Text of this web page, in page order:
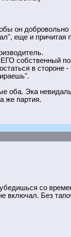
он
еще и причитая
собственный
в стороне
оба. Эка
же партия.
со
включал. Без